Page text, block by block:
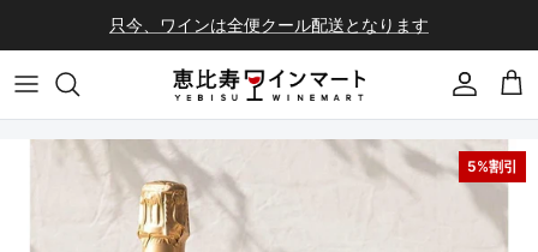
コンテンツへスキップ只今、ワインは全便クール配送となります
会員登
カ
5%割引